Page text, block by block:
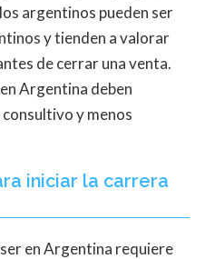
argentinos pueden ser
y tienden a valorar
de cerrar una venta.
Argentina deben
y menos
iniciar la carrera
en Argentina requiere